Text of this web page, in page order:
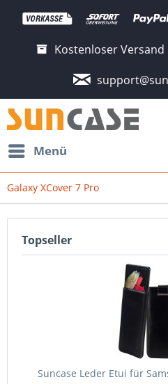
Kostenloser Versand
Menü
Galaxy XCover 7 Pro
Topseller
Suncase Leder Etui für